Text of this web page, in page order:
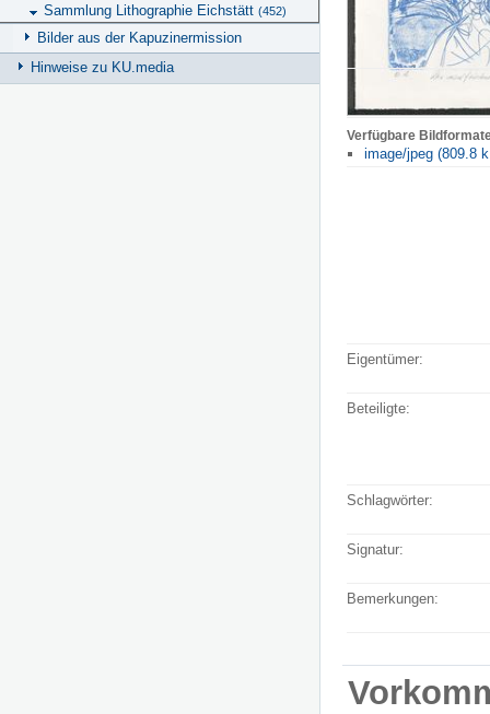
Sammlung Lithographie Eichstätt (452)
Bilder aus der Kapuzinermission
Hinweise zu KU.media
Verfügbare
image/jpeg (809.8
Eigentümer:
Beteiligte:
Schlagwörter:
Signatur:
Bemerkungen: